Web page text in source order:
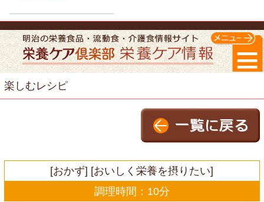
楽しむレシピ
[おかず] [おいしく栄養を摂りたい]
調理時間：10分